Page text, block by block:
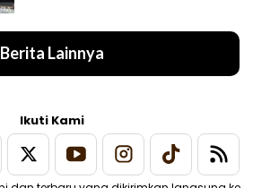
Berita Lainnya
Ikuti Kami